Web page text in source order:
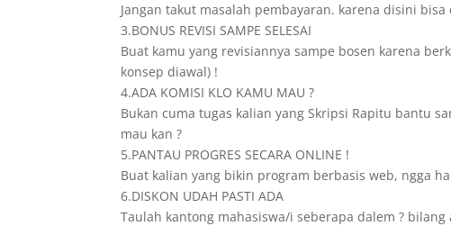
Jangan takut masalah pembayaran. karena disini
3.BONUS REVISI SAMPE SELESAI
Buat kamu yang revisiannya sampe bosen karena
konsep diawal) !
4.ADA KOMISI KLO KAMU MAU ?
Bukan cuma tugas kalian yang Skripsi Rapitu bantu
mau kan ?
5.PANTAU PROGRES SECARA ONLINE !
Buat kalian yang bikin program berbasis web, ngga
6.DISKON UDAH PASTI ADA
Taulah kantong mahasiswa/i seberapa dalem ?